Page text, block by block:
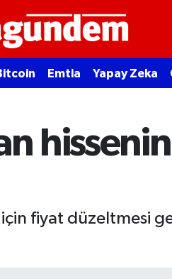
Emtia Yapay Zeka
için fiyat düzeltmesi